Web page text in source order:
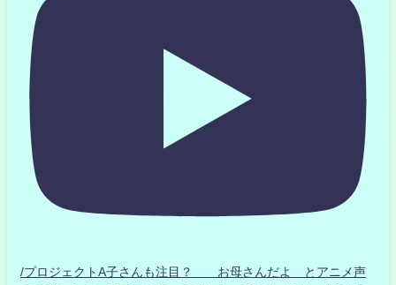
/プロジェクトA子さんも注目？ お母さんだよ とアニメ声